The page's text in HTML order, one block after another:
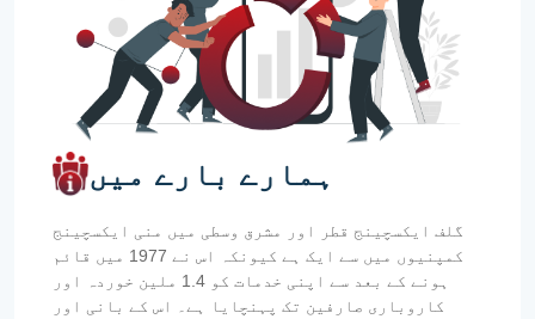
ہمارے بارے میں
گلف ایکسچینج قطر اور مشرق وسطی میں منی ایکسچینج
کمپنیوں میں سے ایک ہے کیونکہ اس نے 1977 میں قائم
ہونے کے بعد سے اپنی خدمات کو 1.4 ملین خوردہ اور
کاروباری صارفین تک پہنچایا ہے۔ اس کے بانی اور